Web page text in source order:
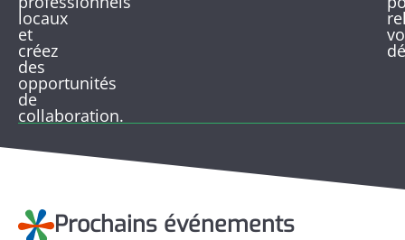
locaux
et
créez
des
opportunités
de
collaboration.
Prochains événements